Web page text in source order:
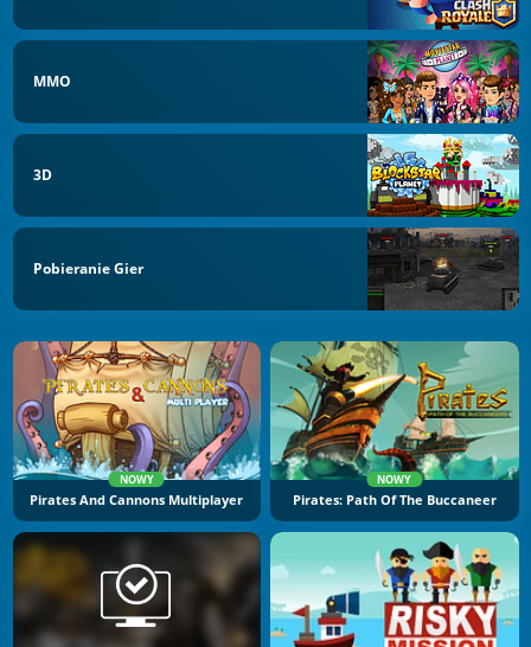
MMO
3D
Pobieranie Gier
NOWY
Pirates And Cannons Multiplayer
NOWY
Pirates: Path Of The Buccaneer